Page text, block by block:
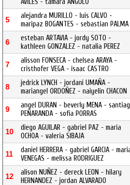
AVILES - tamara ANGULO
5
alejandra MURILLO - luis CALVO -
maripaz BOGANTES - sebastian PALMA
6
esteban ARTAVIA - jordy SOTO -
kathleen GONZALEZ - natalia PEREZ
7
alisson FONSECA - chelsea ARAYA -
cristhofer VEGA - isaac CASTRO
8
jedrick LYNCH - jordani UMAÑA -
mariangel ORDOÑEZ - naiyelin CHACON
9
angel DURAN - beverly MENA -
PEÑARANDA - sofia PORRAS
10
diego AGUILAR - gabriel PAZ - maria
OCHOA - valeria SIBAJA
11
daniel HERRERA - gabriel GARCIA -
VENEGAS - melissa RODRIGUEZ
12
alison NUÑEZ - dereck LEON - hilary
HERNANDEZ - jordan ALVARADO